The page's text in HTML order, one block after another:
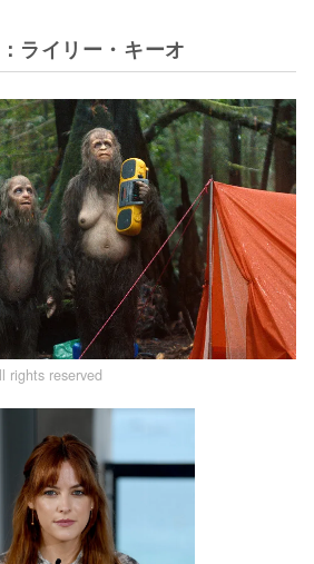
ライリー・キーオ
rights reserved